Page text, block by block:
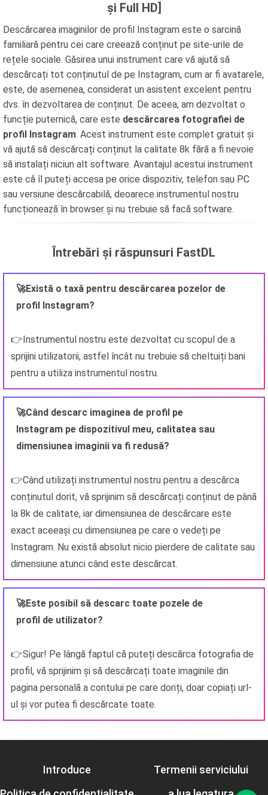
și Full HD]
Descărcarea imaginilor de profil Instagram este o sarcină
familiară pentru cei care creează conținut pe site-urile de
rețele sociale. Găsirea unui instrument care vă ajută să
descărcați tot conținutul de pe Instagram, cum ar fi avatarele,
este, de asemenea, considerat un asistent excelent pentru
dvs. în dezvoltarea de conținut. De aceea, am dezvoltat o
funcție puternică, care este descărcarea fotografiei de
profil Instagram. Acest instrument este complet gratuit și
vă ajută să descărcați conținut la calitate 8k fără a fi nevoie
să instalați niciun alt software. Avantajul acestui instrument
este că îl puteți accesa pe orice dispozitiv, telefon sau PC
sau versiune descărcabilă, deoarece instrumentul nostru
funcționează în browser și nu trebuie să facă software.
Întrebări și răspunsuri FastDL
🚀Există o taxă pentru descărcarea pozelor de
profil Instagram?
👉Instrumentul nostru este dezvoltat cu scopul de a
sprijini utilizatorii, astfel încât nu trebuie să cheltuiți bani
pentru a utiliza instrumentul nostru.
🚀Când descarc imaginea de profil pe
Instagram pe dispozitivul meu, calitatea sau
dimensiunea imaginii va fi redusă?
👉Când utilizați instrumentul nostru pentru a descărca
conținutul dorit, vă sprijinim să descărcați conținut de până
la 8k de calitate, iar dimensiunea de descărcare este
exact aceeași cu dimensiunea pe care o vedeți pe
Instagram. Nu există absolut nicio pierdere de calitate sau
dimensiune atunci când este descărcat.
🚀Este posibil să descarc toate pozele de
profil de utilizator?
👉Sigur! Pe lângă faptul că puteți descărca fotografia de
profil, vă sprijinim și să descărcați toate imaginile din
pagina personală a contului pe care doriți, doar copiați url-
ul și vor putea fi descărcate toate.
Introduce
Termenii serviciului